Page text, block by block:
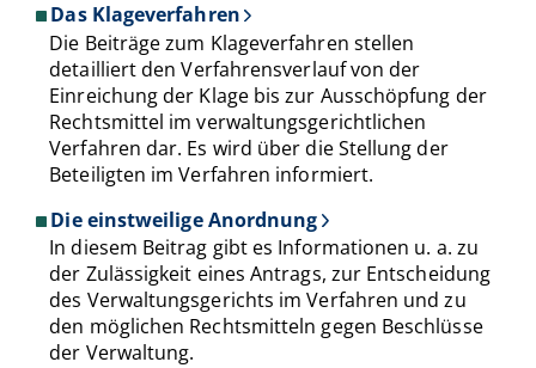
Das Klageverfahren
Die Beiträge zum Klageverfahren stellen
detailliert den Verfahrensverlauf von der
Einreichung der Klage bis zur Ausschöpfung der
Rechtsmittel im verwaltungsgerichtlichen
Verfahren dar. Es wird über die Stellung der
Beteiligten im Verfahren informiert.
Die einstweilige Anordnung
In diesem Beitrag gibt es Informationen u. a. zu
der Zulässigkeit eines Antrags, zur Entscheidung
des Verwaltungsgerichts im Verfahren und zu
den möglichen Rechtsmitteln gegen Beschlüsse
der Verwaltung.